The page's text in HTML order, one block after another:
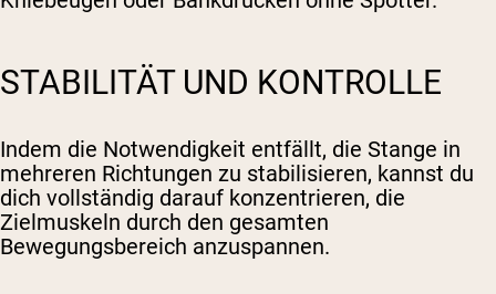
STABILITÄT UND KONTROLLE
Indem die Notwendigkeit entfällt, die Stange in
mehreren Richtungen zu stabilisieren, kannst du
dich vollständig darauf konzentrieren, die
Zielmuskeln durch den gesamten
Bewegungsbereich anzuspannen.